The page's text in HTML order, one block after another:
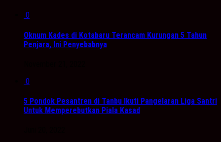
0
Oknum Kades di Kotabaru Terancam Kurungan 5 Tahun
Penjara, Ini Penyebabnya
0
5 Pondok Pesantren di Tanbu Ikuti Pangelaran Liga Santri
Untuk Memperebutkan Piala Kasad